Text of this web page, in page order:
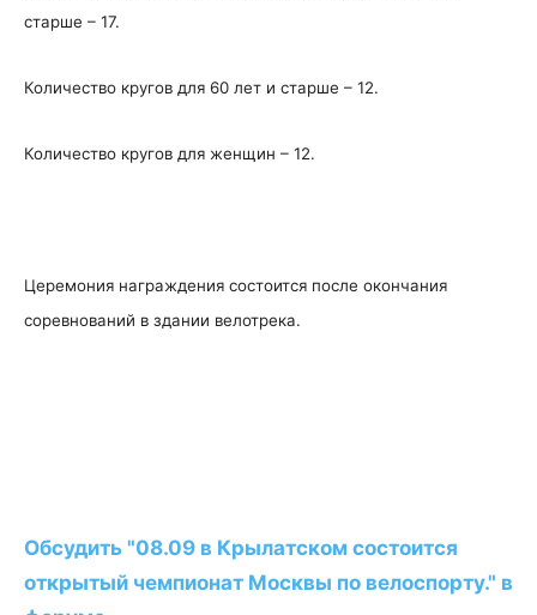
старше – 17.
Количество кругов для 60 лет и старше – 12.
Количество кругов для женщин – 12.
Церемония награждения состоится после окончания
соревнований в здании велотрека.
Обсудить "08.09 в Крылатском состоится
открытый чемпионат Москвы по велоспорту." в